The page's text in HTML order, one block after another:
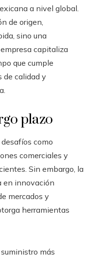
a nivel global.
de origen,
sino una
capitaliza
que cumple
de calidad y
plazo
como
comerciales y
Sin embargo, la
en innovación
mercados y
herramientas
más